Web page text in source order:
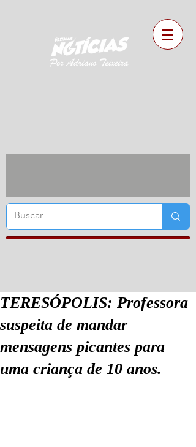
TERESÓPOLIS: Professora
suspeita de mandar
mensagens picantes para
uma criança de 10 anos.